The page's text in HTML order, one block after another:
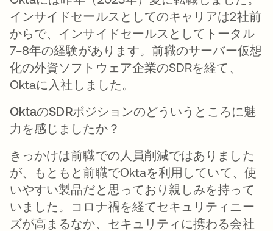
インサイドセールスとしてのキャリアは2社前
からで、インサイドセールスとしてトータル
7−8年の経験があります。前職のサーバー仮想
化の外資ソフトウェア企業のSDRを経て、
Oktaに入社しました。
OktaのSDRポジションのどういうところに魅
力を感じましたか？
きっかけは前職での人員削減ではありました
が、もともと前職でOktaを利用していて、使
いやすい製品だと思っており親しみを持って
いました。コロナ禍を経てセキュリティニー
ズが高まるなか、セキュリティに携わる会社